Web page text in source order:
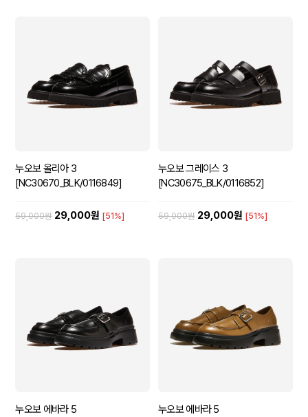
누오보 올리아 3
[NC30670_BLK/0116849]
59,000원 29,000원 [51%]
누오보 그레이스 3
[NC30675_BLK/0116852]
59,000원 29,000원 [51%]
누오보 에바라 5
누오보 에바라 5